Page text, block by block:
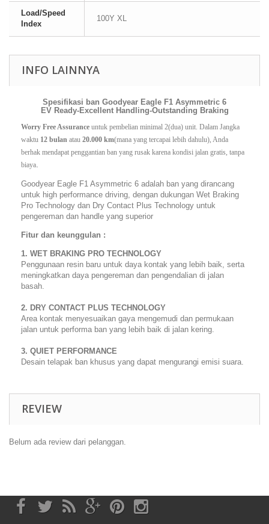
Load/Speed
Index
100Y XL
INFO LAINNYA
Spesifikasi ban Goodyear Eagle F1 Asymmetric 6
EV Ready-Excellent Handling-Outstanding Braking
Worry Free Assurance untuk pembelian minimal 2(dua) unit. Dalam Jangka
waktu 12 bulan atau 20.000 km(mana yang tercapai lebih dahulu), Anda
berhak mendapat penggantian ban yang rusak karena kondisi jalan gratis, tanpa
biaya
Goodyear Eagle F1 Asymmetric 6 adalah ban yang dirancang
untuk high performance driving, dengan dukungan Wet Braking
Pro Technology dan Dry Contact Plus Technology untuk
pengereman dan handle yang superior
Fitur dan keunggulan :
1. WET BRAKING PRO TECHNOLOGY
Penggunaan resin baru untuk daya kontak yang lebih baik, serta
meningkatkan daya pengereman dan pengendalian di jalan
basah.
2. DRY CONTACT PLUS TECHNOLOGY
Area kontak menyesuaikan gaya mengemudi dan permukaan
jalan untuk performa ban yang lebih baik di jalan kering.
3. QUIET PERFORMANCE
Desain telapak ban khusus yang dapat mengurangi emisi suara.
REVIEW
Belum ada review dari pelanggan.